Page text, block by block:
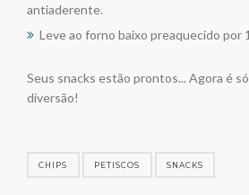
antiaderente.
Leve ao forno baixo preaquecido por
Seus snacks estão prontos... Agora é
diversão!
CHIPS PETISCOS SNACKS